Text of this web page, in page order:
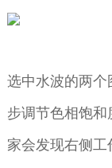
选中水波的两个
步调节色相饱
家会发现右侧